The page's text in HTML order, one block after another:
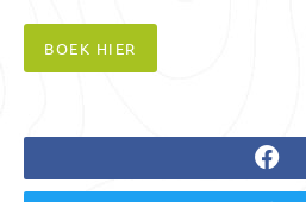
BOEK HIER